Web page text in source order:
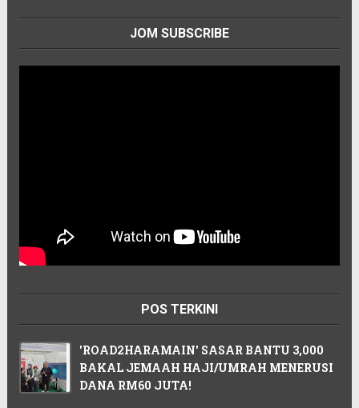
JOM SUBSCRIBE
POS TERKINI
'ROAD2HARAMAIN' SASAR BANTU 3,000
BAKAL JEMAAH HAJI/UMRAH MENERUSI
DANA RM60 JUTA!